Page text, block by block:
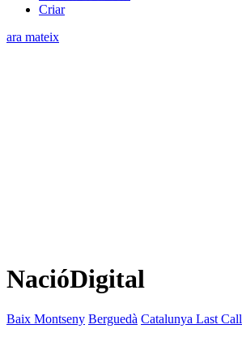
Criar
ara mateix
NacióDigital
Baix Montseny Berguedà Catalunya Last Call